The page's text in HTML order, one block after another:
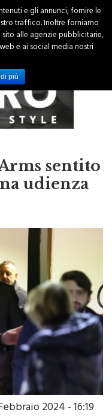
sentito
udienza
2024 - 16:19
e gli annunci, fornire le
traffico. Inoltre forniamo
alle agenzie pubblicitarie,
e ai social media nostri
più